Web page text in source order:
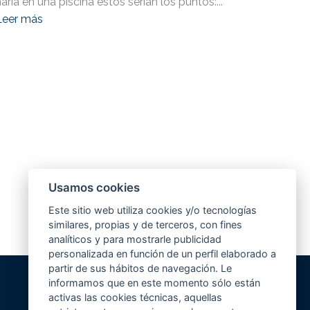
más
Usamos cookies
Este sitio web utiliza cookies y/o tecnologías
similares, propias y de terceros, con fines
analíticos y para mostrarle publicidad
personalizada en función de un perfil elaborado a
partir de sus hábitos de navegación. Le
informamos que en este momento sólo están
activas las cookies técnicas, aquellas